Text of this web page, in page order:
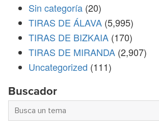
Sin categoría (20)
TIRAS DE ÁLAVA (5,995)
TIRAS DE BIZKAIA (170)
TIRAS DE MIRANDA (2,907)
Uncategorized (111)
Buscador